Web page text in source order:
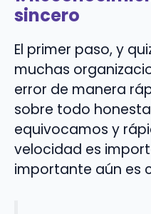
sincero
El primer paso, y
muchas
error de manera
sobre todo
equivocamos y
velocidad es
importante aún es